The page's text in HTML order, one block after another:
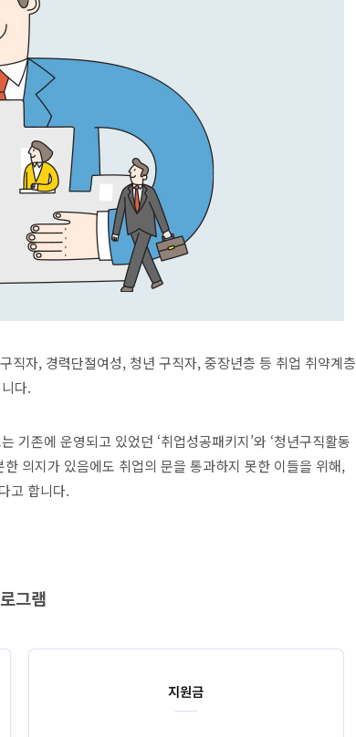
직자, 경력단절여성, 청년 구직자, 중장년층 등 취업 취약계층
다.
기존에 운영되고 있었던 ‘취업성공패키지’와 ‘청년구직활동
의지가 있음에도 취업의 문을 통과하지 못한 이들을 위해,
고 합니다.
그램